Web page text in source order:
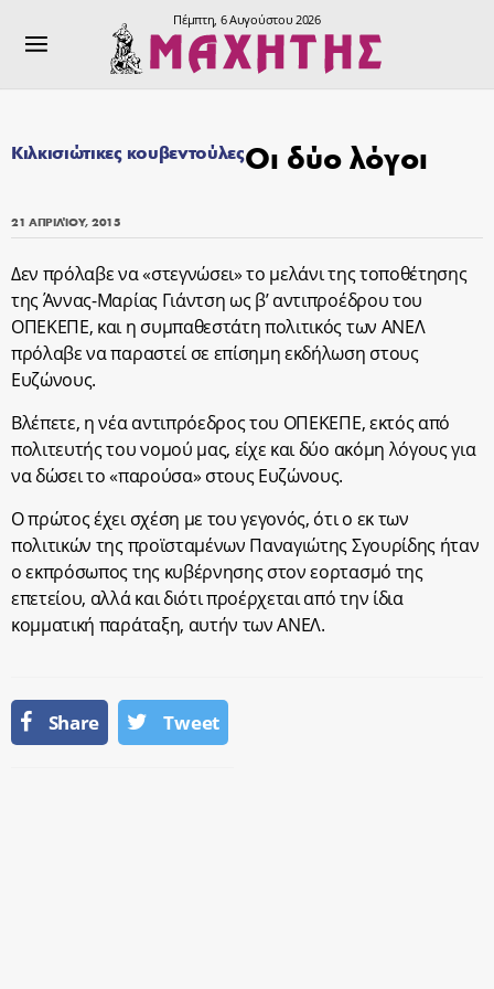
Πέμπτη, 6 Αυγούστου 2026
Κιλκισιώτικες κουβεντούλεςΟι δύο λόγοι
21 ΑΠΡΙΛΊΟΥ, 2015
Δεν πρόλαβε να «στεγνώσει» το μελάνι της τοποθέτησης
της Άννας-Μαρίας Γιάντση ως β’ αντιπροέδρου του
ΟΠΕΚΕΠΕ, και η συμπαθεστάτη πολιτικός των ΑΝΕΛ
πρόλαβε να παραστεί σε επίσημη εκδήλωση στους
Ευζώνους.
Βλέπετε, η νέα αντιπρόεδρος του ΟΠΕΚΕΠΕ, εκτός από
πολιτευτής του νομού μας, είχε και δύο ακόμη λόγους για
να δώσει το «παρούσα» στους Ευζώνους.
Ο πρώτος έχει σχέση με του γεγονός, ότι ο εκ των
πολιτικών της προϊσταμένων Παναγιώτης Σγουρίδης ήταν
ο εκπρόσωπος της κυβέρνησης στον εορτασμό της
επετείου, αλλά και διότι προέρχεται από την ίδια
κομματική παράταξη, αυτήν των ΑΝΕΛ.
Share Tweet